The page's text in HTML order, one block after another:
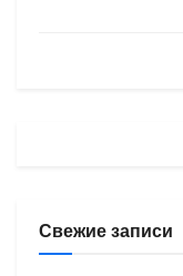
Свежие записи